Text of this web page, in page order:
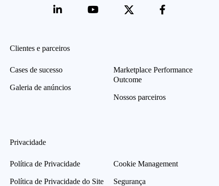
Clientes e parceiros
Cases de sucesso
Galeria de anúncios
Marketplace Performance
Outcome
Nossos parceiros
Privacidade
Política de Privacidade
Política de Privacidade do Site
Cookie Management
Segurança